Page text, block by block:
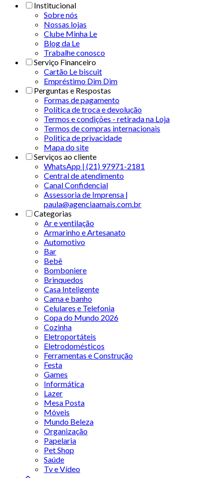
Institucional
Sobre nós
Nossas lojas
Clube Minha Le
Blog da Le
Trabalhe conosco
Serviço Financeiro
Cartão Le biscuit
Empréstimo Dim Dim
Perguntas e Respostas
Formas de pagamento
Política de troca e devolução
Termos e condições - retirada na Loja
Termos de compras internacionais
Politica de privacidade
Mapa do site
Serviços ao cliente
WhatsApp | (21) 97971-2181
Central de atendimento
Canal Confidencial
Assessoria de Imprensa |
paula@agenciaamais.com.br
Categorias
Ar e ventilação
Armarinho e Artesanato
Automotivo
Bar
Bebê
Bomboniere
Brinquedos
Casa Inteligente
Cama e banho
Celulares e Telefonia
Copa do Mundo 2026
Cozinha
Eletroportáteis
Eletrodomésticos
Ferramentas e Construção
Festa
Games
Informática
Lazer
Mesa Posta
Móveis
Mundo Beleza
Organização
Papelaria
Pet Shop
Saúde
Tv e Vídeo